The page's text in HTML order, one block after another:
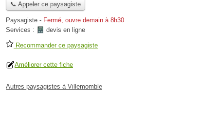
📞 Appeler ce paysagiste
Paysagiste - Fermé, ouvre demain à 8h30
Services :
devis en ligne
Recommander ce paysagiste
Améliorer cette fiche
Autres paysagistes à Villemomble